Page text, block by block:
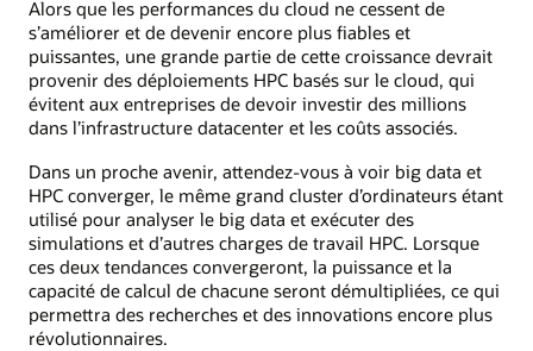
Alors que les performances du cloud ne cessent de
s’améliorer et de devenir encore plus fiables et
puissantes, une grande partie de cette croissance devrait
provenir des déploiements HPC basés sur le cloud, qui
évitent aux entreprises de devoir investir des millions
dans l’infrastructure datacenter et les coûts associés.
Dans un proche avenir, attendez-vous à voir big data et
HPC converger, le même grand cluster d’ordinateurs étant
utilisé pour analyser le big data et exécuter des
simulations et d’autres charges de travail HPC. Lorsque
ces deux tendances convergeront, la puissance et la
capacité de calcul de chacune seront démultipliées, ce qui
permettra des recherches et des innovations encore plus
révolutionnaires.